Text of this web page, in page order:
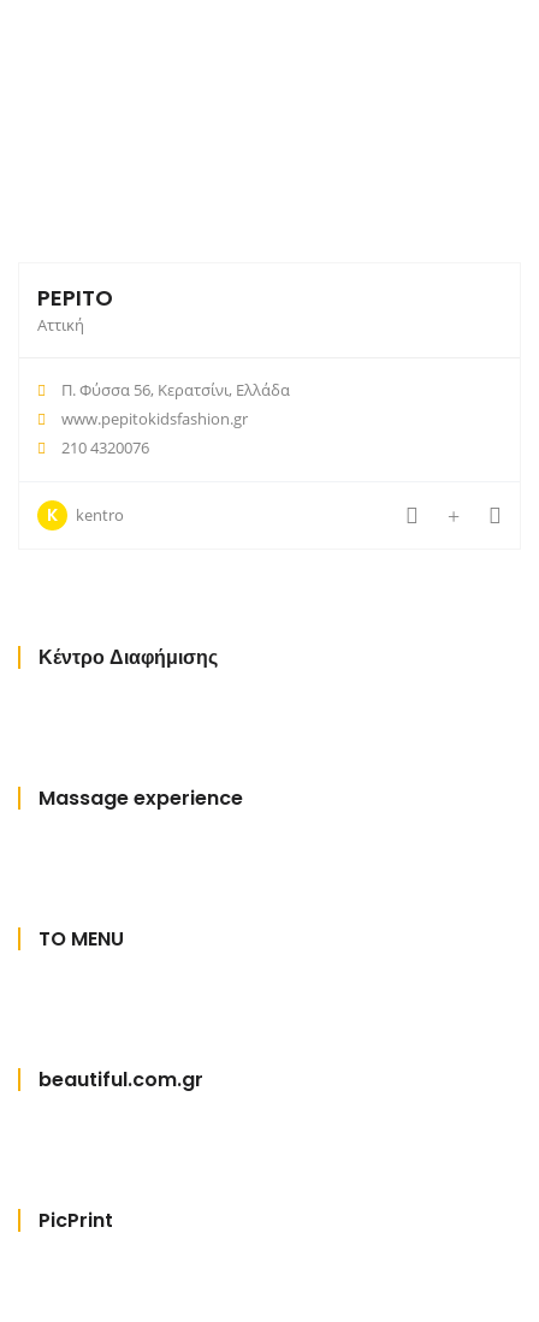
PEPITO
Αττική
Π. Φύσσα 56, Κερατσίνι, Ελλάδα
www.pepitokidsfashion.gr
210 4320076
K kentro
Κέντρο Διαφήμισης
Massage experience
TO MENU
beautiful.com.gr
PicPrint